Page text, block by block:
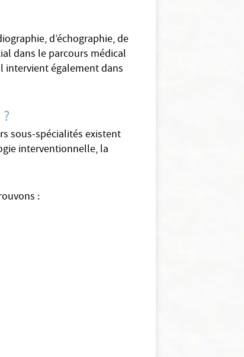
d’échographie, de
dans le parcours médical
intervient également dans
sous-spécialités existent
interventionnelle, la
: